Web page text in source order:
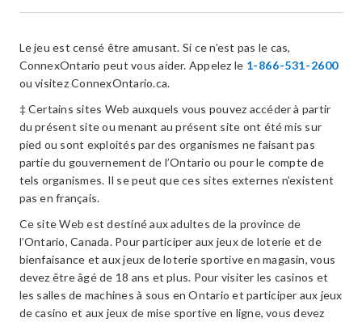
Le jeu est censé être amusant. Si ce n’est pas le cas,
ConnexOntario peut vous aider. Appelez le 1-866-531-2600
ou visitez ConnexOntario.ca.
‡ Certains sites Web auxquels vous pouvez accéder à partir
du présent site ou menant au présent site ont été mis sur
pied ou sont exploités par des organismes ne faisant pas
partie du gouvernement de l’Ontario ou pour le compte de
tels organismes. Il se peut que ces sites externes n’existent
pas en français.
Ce site Web est destiné aux adultes de la province de
l’Ontario, Canada. Pour participer aux jeux de loterie et de
bienfaisance et aux jeux de loterie sportive en magasin, vous
devez être âgé de 18 ans et plus. Pour visiter les casinos et
les salles de machines à sous en Ontario et participer aux jeux
de casino et aux jeux de mise sportive en ligne, vous devez